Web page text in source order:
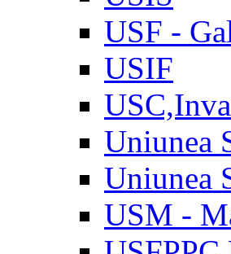
USF -
USIF
Uniunea
Uniunea
USM -